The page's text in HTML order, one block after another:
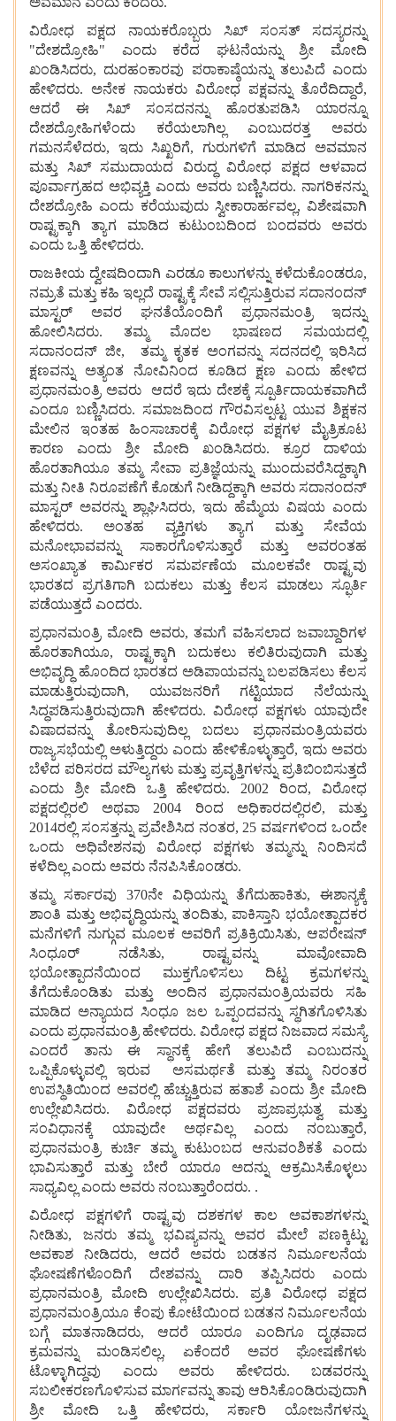
ವಿರೋಧ
ಪಕ್ಷದ ನಾಯಕರೊಬ್ಬರು ಸಿಖ್ ಸಂಸತ್
ಸದಸ್ಯರನ್ನು
"ದೇಶದ್ರೋಹಿ" ಎಂದು
ಕರೆದ ಘಟನೆಯನ್ನು ಶ್ರೀ
ಮೋದಿ
ಖಂಡಿಸಿದರು, ದುರಹಂಕಾರವು
ಪರಾಕಾಷ್ಠೆಯನ್ನು ತಲುಪಿದೆ ಎಂದು
ಹೇಳಿದರು. ಅನೇಕ ನಾಯಕರು ವಿರೋಧ ಪಕ್ಷವನ್ನು ತೊರೆದಿದ್ದಾರೆ,
ಆದರೆ
ಈ ಸಿಖ್ ಸಂಸದನನ್ನು ಹೊರತುಪಡಿಸಿ
ಯಾರನ್ನೂ
ದೇಶದ್ರೋಹಿಗಳೆಂದು
ಕರೆಯಲಾಗಿಲ್ಲ ಎಂಬುದರತ್ತ
ಅವರು
ಗಮನಸೆಳೆದರು, ಇದು ಸಿಖ್ಖರಿಗೆ, ಗುರುಗಳಿಗೆ ಮಾಡಿದ
ಅವಮಾನ
ಮತ್ತು
ಸಿಖ್ ಸಮುದಾಯದ ವಿರುದ್ಧ ವಿರೋಧ ಪಕ್ಷದ
ಆಳವಾದ
ಪೂರ್ವಾಗ್ರಹದ ಅಭಿವ್ಯಕ್ತಿ ಎಂದು ಅವರು ಬಣ್ಣಿಸಿದರು. ನಾಗರಿಕನನ್ನು
ದೇಶದ್ರೋಹಿ ಎಂದು ಕರೆಯುವುದು ಸ್ವೀಕಾರಾರ್ಹವಲ್ಲ, ವಿಶೇಷವಾಗಿ
ರಾಷ್ಟ್ರಕ್ಕಾಗಿ
ತ್ಯಾಗ ಮಾಡಿದ ಕುಟುಂಬದಿಂದ ಬಂದವರು
ಅವರು
ಎಂದು ಒತ್ತಿ ಹೇಳಿದರು.
ರಾಜಕೀಯ ದ್ವೇಷದಿಂದಾಗಿ ಎರಡೂ ಕಾಲುಗಳನ್ನು ಕಳೆದುಕೊಂಡರೂ,
ನಮ್ರತೆ ಮತ್ತು ಕಹಿ ಇಲ್ಲದೆ ರಾಷ್ಟ್ರಕ್ಕೆ ಸೇವೆ ಸಲ್ಲಿಸುತ್ತಿರುವ ಸದಾನಂದನ್
ಮಾಸ್ಟರ್
ಅವರ ಘನತೆಯೊಂದಿಗೆ ಪ್ರಧಾನಮಂತ್ರಿ
ಇದನ್ನು
ಹೋಲಿಸಿದರು. ತಮ್ಮ
ಮೊದಲ ಭಾಷಣದ
ಸಮಯದಲ್ಲಿ
ಸದಾನಂದನ್ ಜೀ, ತಮ್ಮ ಕೃತಕ ಅಂಗವನ್ನು ಸದನದಲ್ಲಿ ಇರಿಸಿದ
ಕ್ಷಣವನ್ನು
ಅತ್ಯಂತ ನೋವಿನಿಂದ
ಕೂಡಿದ ಕ್ಷಣ ಎಂದು ಹೇಳಿದ
ಪ್ರಧಾನಮಂತ್ರಿ ಅವರು
ಆದರೆ ಇದು ದೇಶಕ್ಕೆ ಸ್ಪೂರ್ತಿದಾಯಕವಾಗಿದೆ
ಎಂದೂ ಬಣ್ಣಿಸಿದರು. ಸಮಾಜದಿಂದ ಗೌರವಿಸಲ್ಪಟ್ಟ ಯುವ ಶಿಕ್ಷಕನ
ಮೇಲಿನ
ಇಂತಹ ಹಿಂಸಾಚಾರಕ್ಕೆ ವಿರೋಧ ಪಕ್ಷಗಳ
ಮೈತ್ರಿಕೂಟ
ಕಾರಣ
ಎಂದು ಶ್ರೀ ಮೋದಿ ಖಂಡಿಸಿದರು. ಕ್ರೂರ
ದಾಳಿಯ
ಹೊರತಾಗಿಯೂ ತಮ್ಮ ಸೇವಾ ಪ್ರತಿಜ್ಞೆಯನ್ನು ಮುಂದುವರೆಸಿದ್ದಕ್ಕಾಗಿ
ಮತ್ತು ನೀತಿ ನಿರೂಪಣೆಗೆ ಕೊಡುಗೆ ನೀಡಿದ್ದಕ್ಕಾಗಿ ಅವರು ಸದಾನಂದನ್
ಮಾಸ್ಟರ್ ಅವರನ್ನು ಶ್ಲಾಘಿಸಿದರು, ಇದು ಹೆಮ್ಮೆಯ ವಿಷಯ ಎಂದು
ಹೇಳಿದರು. ಅಂತಹ
ವ್ಯಕ್ತಿಗಳು ತ್ಯಾಗ ಮತ್ತು
ಸೇವೆಯ
ಮನೋಭಾವವನ್ನು
ಸಾಕಾರಗೊಳಿಸುತ್ತಾರೆ ಮತ್ತು
ಅವರಂತಹ
ಅಸಂಖ್ಯಾತ
ಕಾರ್ಮಿಕರ ಸಮರ್ಪಣೆಯ ಮೂಲಕವೇ
ರಾಷ್ಟ್ರವು
ಭಾರತದ
ಪ್ರಗತಿಗಾಗಿ ಬದುಕಲು ಮತ್ತು ಕೆಲಸ ಮಾಡಲು ಸ್ಫೂರ್ತಿ
ಪಡೆಯುತ್ತದೆ ಎಂದರು.
ಪ್ರಧಾನಮಂತ್ರಿ ಮೋದಿ ಅವರು, ತಮಗೆ ವಹಿಸಲಾದ ಜವಾಬ್ದಾರಿಗಳ
ಹೊರತಾಗಿಯೂ, ರಾಷ್ಟ್ರಕ್ಕಾಗಿ
ಬದುಕಲು ಕಲಿತಿರುವುದಾಗಿ
ಮತ್ತು
ಅಭಿವೃದ್ಧಿ ಹೊಂದಿದ ಭಾರತದ ಅಡಿಪಾಯವನ್ನು ಬಲಪಡಿಸಲು ಕೆಲಸ
ಮಾಡುತ್ತಿರುವುದಾಗಿ, ಯುವಜನರಿಗೆ
ಗಟ್ಟಿಯಾದ
ನೆಲೆಯನ್ನು
ಸಿದ್ಧಪಡಿಸುತ್ತಿರುವುದಾಗಿ ಹೇಳಿದರು. ವಿರೋಧ ಪಕ್ಷಗಳು ಯಾವುದೇ
ವಿಷಾದವನ್ನು
ತೋರಿಸುವುದಿಲ್ಲ ಬದಲು
ಪ್ರಧಾನಮಂತ್ರಿಯವರು
ರಾಜ್ಯಸಭೆಯಲ್ಲಿ ಅಳುತ್ತಿದ್ದರು ಎಂದು ಹೇಳಿಕೊಳ್ಳುತ್ತಾರೆ, ಇದು ಅವರು
ಬೆಳೆದ ಪರಿಸರದ ಮೌಲ್ಯಗಳು ಮತ್ತು ಪ್ರವೃತ್ತಿಗಳನ್ನು ಪ್ರತಿಬಿಂಬಿಸುತ್ತದೆ
ಎಂದು
ಶ್ರೀ ಮೋದಿ ಒತ್ತಿ
ಹೇಳಿದರು. 2002 ರಿಂದ, ವಿರೋಧ
ಪಕ್ಷದಲ್ಲಿರಲಿ
ಅಥವಾ 2004 ರಿಂದ
ಅಧಿಕಾರದಲ್ಲಿರಲಿ, ಮತ್ತು
2014ರಲ್ಲಿ ಸಂಸತ್ತನ್ನು ಪ್ರವೇಶಿಸಿದ ನಂತರ, 25 ವರ್ಷಗಳಿಂದ ಒಂದೇ
ಒಂದು
ಅಧಿವೇಶನವು ವಿರೋಧ ಪಕ್ಷಗಳು ತಮ್ಮನ್ನು
ನಿಂದಿಸದೆ
ಕಳೆದಿಲ್ಲ ಎಂದು ಅವರು ನೆನಪಿಸಿಕೊಂಡರು.
ತಮ್ಮ
ಸರ್ಕಾರವು 370ನೇ ವಿಧಿಯನ್ನು
ತೆಗೆದುಹಾಕಿತು, ಈಶಾನ್ಯಕ್ಕೆ
ಶಾಂತಿ ಮತ್ತು ಅಭಿವೃದ್ಧಿಯನ್ನು ತಂದಿತು, ಪಾಕಿಸ್ತಾನಿ ಭಯೋತ್ಪಾದಕರ
ಮನೆಗಳಿಗೆ ನುಗ್ಗುವ ಮೂಲಕ ಅವರಿಗೆ ಪ್ರತಿಕ್ರಿಯಿಸಿತು, ಆಪರೇಷನ್
ಸಿಂಧೂರ್
ನಡೆಸಿತು, ರಾಷ್ಟ್ರವನ್ನು
ಮಾವೋವಾದಿ
ಭಯೋತ್ಪಾದನೆಯಿಂದ
ಮುಕ್ತಗೊಳಿಸಲು ದಿಟ್ಟ
ಕ್ರಮಗಳನ್ನು
ತೆಗೆದುಕೊಂಡಿತು
ಮತ್ತು ಅಂದಿನ ಪ್ರಧಾನಮಂತ್ರಿಯವರು
ಸಹಿ
ಮಾಡಿದ ಅನ್ಯಾಯದ ಸಿಂಧೂ ಜಲ ಒಪ್ಪಂದವನ್ನು ಸ್ಥಗಿತಗೊಳಿಸಿತು
ಎಂದು ಪ್ರಧಾನಮಂತ್ರಿ ಹೇಳಿದರು. ವಿರೋಧ ಪಕ್ಷದ ನಿಜವಾದ ಸಮಸ್ಯೆ
ಎಂದರೆ
ತಾನು ಈ ಸ್ಥಾನಕ್ಕೆ ಹೇಗೆ ತಲುಪಿದೆ
ಎಂಬುದನ್ನು
ಒಪ್ಪಿಕೊಳ್ಳುವಲ್ಲಿ ಇರುವ
ಅಸಮರ್ಥತೆ ಮತ್ತು ತಮ್ಮ
ನಿರಂತರ
ಉಪಸ್ಥಿತಿಯಿಂದ ಅವರಲ್ಲಿ ಹೆಚ್ಚುತ್ತಿರುವ ಹತಾಶೆ ಎಂದು ಶ್ರೀ ಮೋದಿ
ಉಲ್ಲೇಖಿಸಿದರು. ವಿರೋಧ
ಪಕ್ಷದವರು ಪ್ರಜಾಪ್ರಭುತ್ವ
ಮತ್ತು
ಸಂವಿಧಾನಕ್ಕೆ
ಯಾವುದೇ ಅರ್ಥವಿಲ್ಲ ಎಂದು
ನಂಬುತ್ತಾರೆ,
ಪ್ರಧಾನಮಂತ್ರಿ
ಕುರ್ಚಿ ತಮ್ಮ ಕುಟುಂಬದ ಆನುವಂಶಿಕತೆ
ಎಂದು
ಭಾವಿಸುತ್ತಾರೆ
ಮತ್ತು ಬೇರೆ ಯಾರೂ ಅದನ್ನು
ಆಕ್ರಮಿಸಿಕೊಳ್ಳಲು
ಸಾಧ್ಯವಿಲ್ಲ ಎಂದು ಅವರು ನಂಬುತ್ತಾರೆಂದರು. .
ವಿರೋಧ
ಪಕ್ಷಗಳಿಗೆ ರಾಷ್ಟ್ರವು ದಶಕಗಳ ಕಾಲ
ಅವಕಾಶಗಳನ್ನು
ನೀಡಿತು, ಜನರು
ತಮ್ಮ ಭವಿಷ್ಯವನ್ನು ಅವರ ಮೇಲೆ
ಪಣಕ್ಕಿಟ್ಟು
ಅವಕಾಶ ನೀಡಿದರು, ಆದರೆ
ಅವರು ಬಡತನ
ನಿರ್ಮೂಲನೆಯ
ಘೋಷಣೆಗಳೊಂದಿಗೆ
ದೇಶವನ್ನು ದಾರಿ ತಪ್ಪಿಸಿದರು
ಎಂದು
ಪ್ರಧಾನಮಂತ್ರಿ
ಮೋದಿ ಉಲ್ಲೇಖಿಸಿದರು. ಪ್ರತಿ ವಿರೋಧ
ಪಕ್ಷದ
ಪ್ರಧಾನಮಂತ್ರಿಯೂ ಕೆಂಪು ಕೋಟೆಯಿಂದ ಬಡತನ ನಿರ್ಮೂಲನೆಯ
ಬಗ್ಗೆ
ಮಾತನಾಡಿದರು, ಆದರೆ ಯಾರೂ ಎಂದಿಗೂ
ದೃಢವಾದ
ಕ್ರಮವನ್ನು
ಮಂಡಿಸಲಿಲ್ಲ, ಏಕೆಂದರೆ ಅವರ
ಘೋಷಣೆಗಳು
ಟೊಳ್ಳಾಗಿದ್ದವು
ಎಂದು ಅವರು
ಹೇಳಿದರು. ಬಡವರನ್ನು
ಸಬಲೀಕರಣಗೊಳಿಸುವ ಮಾರ್ಗವನ್ನು ತಾವು ಆರಿಸಿಕೊಂಡಿರುವುದಾಗಿ
ಶ್ರೀ
ಮೋದಿ ಒತ್ತಿ ಹೇಳಿದರು, ಸರ್ಕಾರಿ
ಯೋಜನೆಗಳನ್ನು